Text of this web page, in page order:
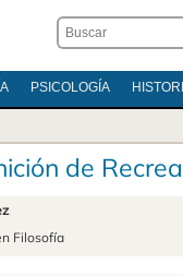
PSICOLOGÍA
de
Filosofía